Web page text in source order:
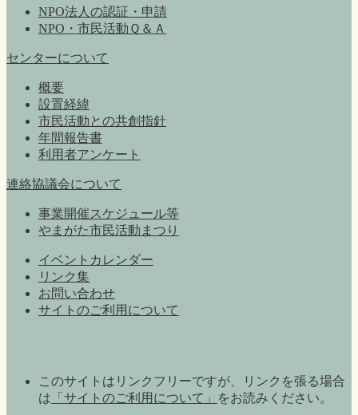
NPO法人の認証・申請
NPO・市民活動Ｑ＆Ａ
センターについて
概要
設置経緯
市民活動との共創指針
年間報告書
利用者アンケート
連絡協議会について
事業開催スケジュール等
やまがた市民活動まつり
イベントカレンダー
リンク集
お問い合わせ
サイトのご利用について
このサイトはリンクフリーですが、リンクを張る場合
は 「サイトのご利用について」 をお読みください。